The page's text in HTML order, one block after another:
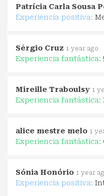
Patrícia Carla Sousa
Experiencia positiva:
Sérgio Cruz 1 year ago
Experiencia fantástica:
Mireille Traboulsy 1
Experiencia fantástica:
alice mestre melo 1
Experiencia fantástica:
Sónia Honório 1 year
Experiencia positiva: